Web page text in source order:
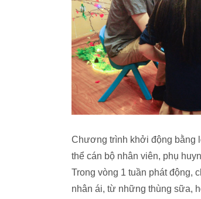
Chương trình khởi động bằng
thể cán bộ nhân viên, phụ
Trong vòng 1 tuần phát động,
nhân ái, từ những thùng sữa,